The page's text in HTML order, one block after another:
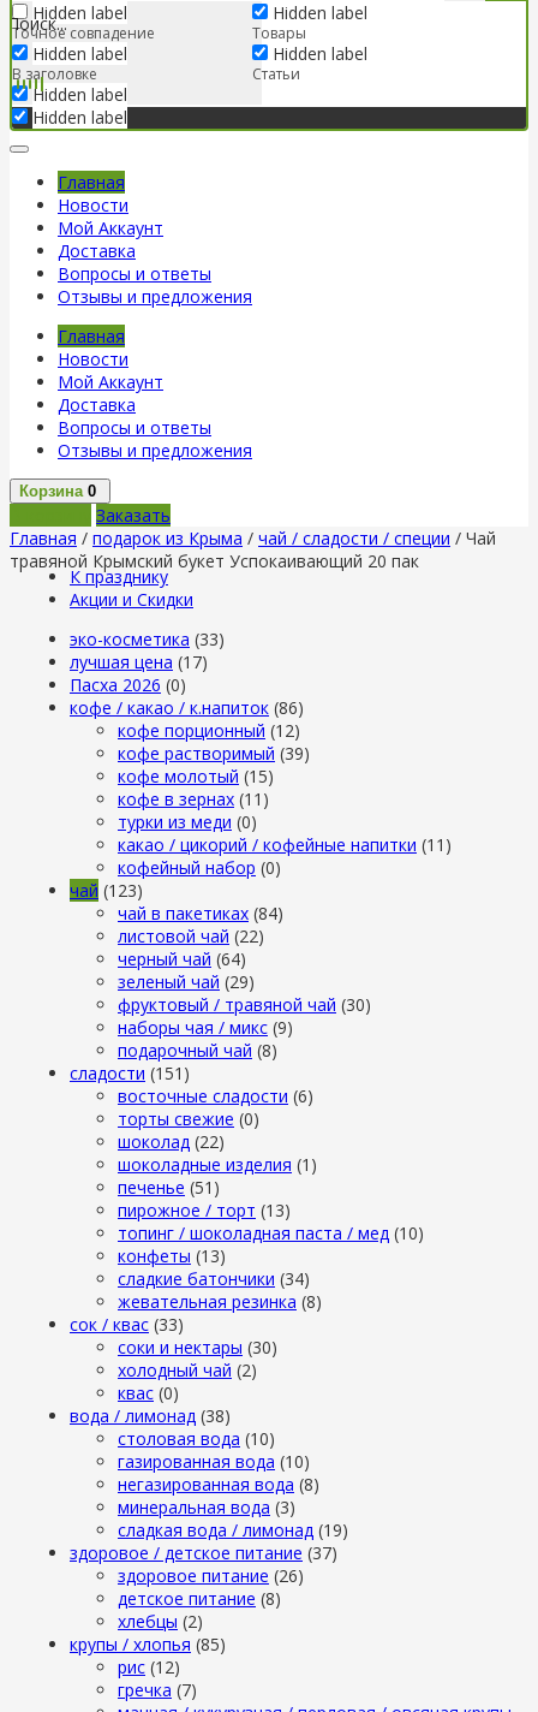
Hidden label
Точное совпадение
Hidden label
В заголовке
Hidden label
Hidden label
Hidden label
Товары
Hidden label
Статьи
Главная
Новости
Мой Аккаунт
Доставка
Вопросы и ответы
Отзывы и предложения
Главная
Новости
Мой Аккаунт
Доставка
Вопросы и ответы
Отзывы и предложения
Корзина 0
Заказать
Главная / подарок из Крыма / чай / сладости / специи / Чай
травяной Крымский букет Успокаивающий 20 пак
К празднику
Акции и Скидки
эко-косметика (33)
лучшая цена (17)
Пасха 2026 (0)
кофе / какао / к.напиток (86)
кофе порционный (12)
кофе растворимый (39)
кофе молотый (15)
кофе в зернах (11)
турки из меди (0)
какао / цикорий / кофейные напитки (11)
кофейный набор (0)
чай (123)
чай в пакетиках (84)
листовой чай (22)
черный чай (64)
зеленый чай (29)
фруктовый / травяной чай (30)
наборы чая / микс (9)
подарочный чай (8)
сладости (151)
восточные сладости (6)
торты свежие (0)
шоколад (22)
шоколадные изделия (1)
печенье (51)
пирожное / торт (13)
топинг / шоколадная паста / мед (10)
конфеты (13)
сладкие батончики (34)
жевательная резинка (8)
сок / квас (33)
соки и нектары (30)
холодный чай (2)
квас (0)
вода / лимонад (38)
столовая вода (10)
газированная вода (10)
негазированная вода (8)
минеральная вода (3)
сладкая вода / лимонад (19)
здоровое / детское питание (37)
здоровое питание (26)
детское питание (8)
хлебцы (2)
крупы / хлопья (85)
рис (12)
гречка (7)